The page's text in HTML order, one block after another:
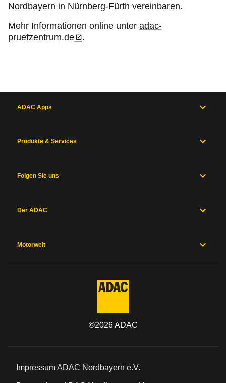
Nordbayern in Nürnberg-Fürth vereinbaren.
Mehr Informationen online unter adac-
pruefzentrum.de
.
ADAC Apps
Produkte & Services
Folgen Sie uns
Der ADAC
Motorwelt
©2026ADAC
Impressum ADAC Nordbayern e.V.